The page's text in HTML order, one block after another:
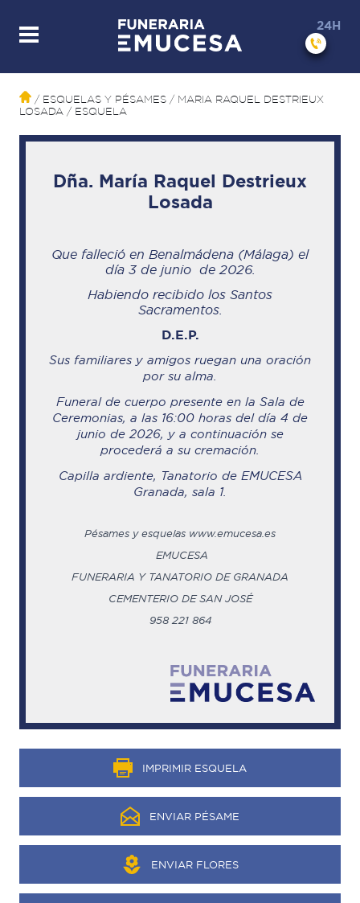
24H
/ ESQUELAS Y PÉSAMES / MARIA RAQUEL DESTRIEUX
LOSADA / ESQUELA
Dña. María Raquel Destrieux
Losada
Que falleció en Benalmádena (Málaga) el
día 3 de junio de 2026.
Habiendo recibido los Santos
Sacramentos.
D.E.P.
Sus familiares y amigos ruegan una oración
por su alma.
Funeral de cuerpo presente en la Sala de
Ceremonias, a las 16:00 horas del día 4 de
junio de 2026, y a continuación se
procederá a su cremación.
Capilla ardiente, Tanatorio de EMUCESA
Granada, sala 1.
Pésames y esquelas www.emucesa.es
EMUCESA
FUNERARIA Y TANATORIO DE GRANADA
CEMENTERIO DE SAN JOSÉ
958 221 864
IMPRIMIR ESQUELA
ENVIAR PÉSAME
ENVIAR FLORES